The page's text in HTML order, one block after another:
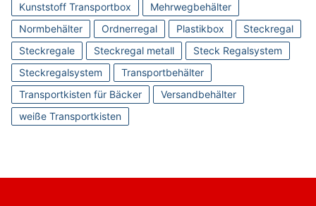
Kunststoff Transportbox
Mehrwegbehälter
Normbehälter
Ordnerregal Plastikbox
Steckregal
Steckregale
Steckregal metall
Steck Regalsystem
Steckregalsystem
Transportbehälter
Transportkisten für Bäcker
Versandbehälter
weiße Transportkisten